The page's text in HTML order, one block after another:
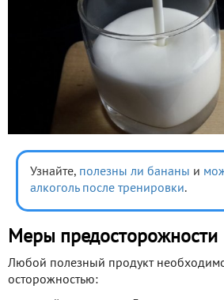
Узнайте, полезны ли бананы и
алкоголь после тренировки.
Меры предосторожности
Любой полезный продукт
осторожностью: